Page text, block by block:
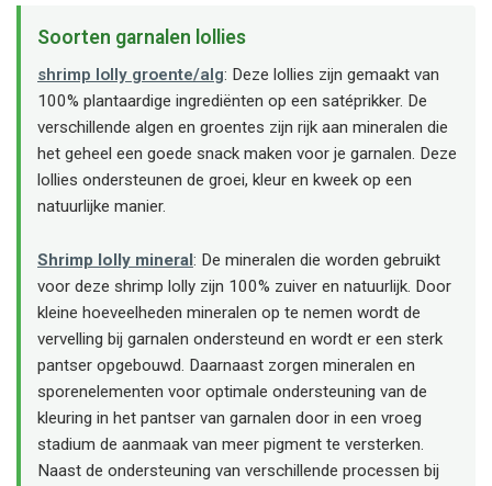
Soorten garnalen lollies
shrimp lolly groente/alg: Deze lollies zijn gemaakt van
100% plantaardige ingrediënten op een satéprikker. De
verschillende algen en groentes zijn rijk aan mineralen die
het geheel een goede snack maken voor je garnalen. Deze
lollies ondersteunen de groei, kleur en kweek op een
natuurlijke manier.
Shrimp lolly mineral: De mineralen die worden gebruikt
voor deze shrimp lolly zijn 100% zuiver en natuurlijk. Door
kleine hoeveelheden mineralen op te nemen wordt de
vervelling bij garnalen ondersteund en wordt er een sterk
pantser opgebouwd. Daarnaast zorgen mineralen en
sporenelementen voor optimale ondersteuning van de
kleuring in het pantser van garnalen door in een vroeg
stadium de aanmaak van meer pigment te versterken.
Naast de ondersteuning van verschillende processen bij